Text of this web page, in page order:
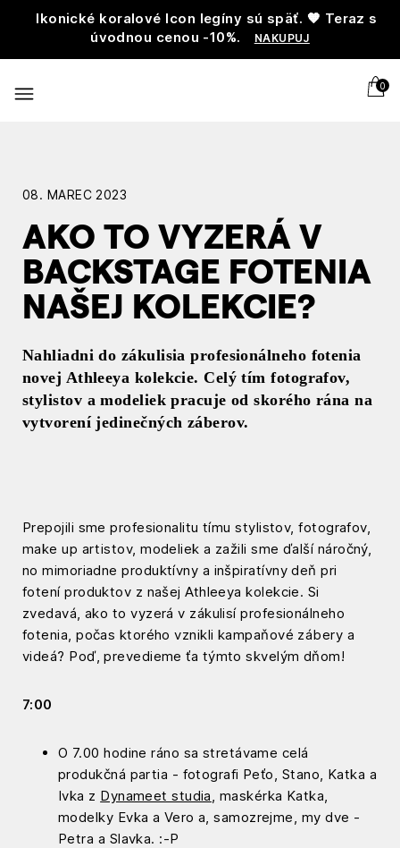
Ikonické koralové Icon legíny sú späť. 🧡 Teraz s
úvodnou cenou -10%.
NAKUPUJ
0
08. MAREC 2023
AKO TO VYZERÁ V
BACKSTAGE FOTENIA
NAŠEJ KOLEKCIE?
Nahliadni do zákulisia profesionálneho fotenia
novej Athleeya kolekcie. Celý tím fotografov,
stylistov a modeliek pracuje od skorého rána na
vytvorení jedinečných záberov.
Prepojili sme profesionalitu tímu stylistov, fotografov,
make up artistov, modeliek a zažili sme ďalší náročný,
no mimoriadne produktívny a inšpiratívny deň pri
fotení produktov z našej Athleeya kolekcie. Si
zvedavá, ako to vyzerá v zákulisí profesionálneho
fotenia, počas ktorého vznikli kampaňové zábery a
videá? Poď, prevedieme ťa týmto skvelým dňom!
7:00
O 7.00 hodine ráno sa stretávame celá
produkčná partia - fotografi Peťo, Stano, Katka a
Ivka z Dynameet studia , maskérka Katka,
modelky Evka a Vero a, samozrejme, my dve -
Petra a Slavka. :-P